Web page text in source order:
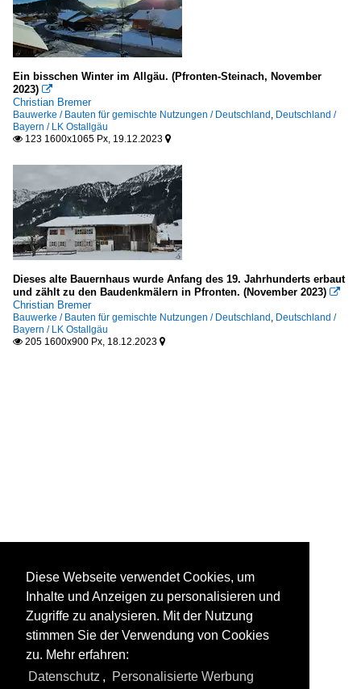
Ein bisschen Winter im Allgäu. (Pfronten-Steinach, November
2023) 
Christian Bremer
Bauwerke / Bauten für gemischte Nutzungen / Deutschland , Deutschland /
Bayern / LK Ostallgäu
 123 1600x1065 Px, 19.12.2023 
Dieses alte Bauernhaus wurde Anfang des 19. Jahrhunderts erbaut
und zählt zu den Baudenkmälern in Pfronten. (November 2023) 
Christian Bremer
Bauwerke / Bauten für gemischte Nutzungen / Deutschland , Deutschland /
Bayern / LK Ostallgäu
 205 1600x900 Px, 18.12.2023 
Diese Webseite verwendet Cookies, um
Inhalte und Anzeigen zu personalisieren und
Zugriffe zu analysieren. Mit der Nutzung
stimmen Sie der Verwendung von Cookies
zu. Mehr erfahren:
Datenschutz , Personalisierte Werbung